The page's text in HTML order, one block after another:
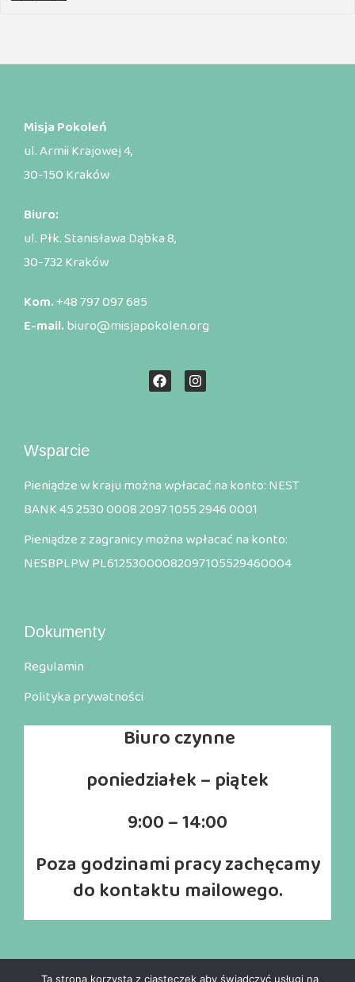
Misja Pokoleń
ul. Armii Krajowej 4,
30-150 Kraków
Biuro:
ul. Płk. Stanisława Dąbka 8,
30-732 Kraków
Kom.+48 797 097 685
E-mail.biuro@misjapokolen.org
Wsparcie
Pieniądze w kraju można wpłacać na konto: NEST
BANK 45 2530 0008 2097 1055 2946 0001
Pieniądze z zagranicy można wpłacać na konto:
NESBPLPW PL61253000082097105529460004
Dokumenty
Regulamin
Polityka prywatności
Biuroczynne
poniedziałek – piątek
9:00 – 14:00
Poza godzinami pracy zachęcamy
do kontaktu mailowego.
Ta strona korzysta z ciasteczek aby świadczyć usługi na